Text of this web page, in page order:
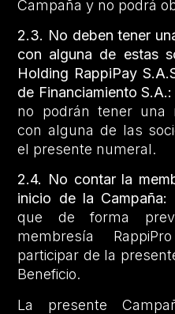
Campaña y no podrá
2.3. No deben tener
con alguna de estas
Holding RappiPay
de Financiamiento S.A.:
no podrán tener una
con alguna de las
el presente numeral.
2.4. No contar la
inicio de la Campaña:
que de forma
membresía
participar de la
Beneficio.
La presente